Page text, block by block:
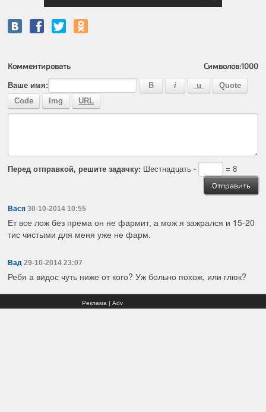
Комментировать Символов:1000
Ваше имя:
Перед отправкой, решите задачку: Шестнадцать - = 8
Вася 30-10-2014 10:55
Ет все лож без према он не фармит, а мож я зажрался и 15-20
тис чистыми для меня уже не фарм.
Вад 29-10-2014 23:07
Ребя а видос чуть ниже от кого? Уж больно похож, или глюк?
Реклама | Adv